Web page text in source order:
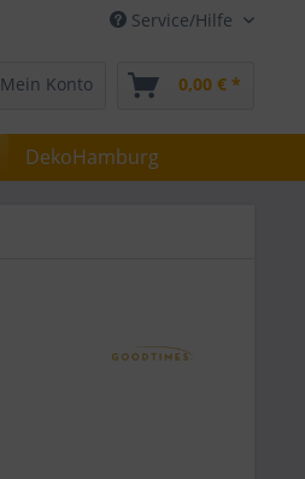
Service/Hilfe
Mein Konto 0,00 € *
DekoHamburg